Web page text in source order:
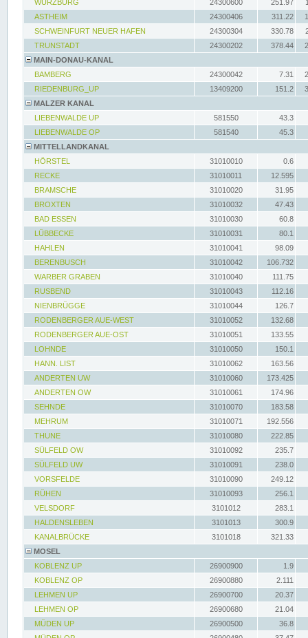
WÜRZBURG 24300600 251.97
ASTHEIM
24300406 311.22
SCHWEINFURT NEUER HAFEN
24300304 330.78
TRUNSTADT
24300202 378.44
MAIN-DONAU-KANAL
BAMBERG
24300042 7.31
RIEDENBURG_UP
13409200 151.2
MALZER KANAL
LIEBENWALDE UP
581550
43.3
LIEBENWALDE OP
581540
45.3
MITTELLANDKANAL
HÖRSTEL
31010010
0.6
RECKE
31010011
12.595
BRAMSCHE
31010020
31.95
BROXTEN
31010032
47.43
BAD ESSEN
31010030
60.8
LÜBBECKE
31010031
80.1
HAHLEN
31010041
98.09
BERENBUSCH
31010042
106.732
WARBER GRABEN
31010040
111.75
RUSBEND
31010043
112.16
NIENBRÜGGE
31010044
126.7
RODENBERGER AUE-WEST
31010052
132.68
RODENBERGER AUE-OST
31010051
133.55
LOHNDE
31010050
150.1
HANN. LIST
31010062
163.56
ANDERTEN UW
31010060
173.425
ANDERTEN OW
31010061
174.96
SEHNDE
31010070
183.58
MEHRUM
31010071
192.556
THUNE
31010080
222.85
SÜLFELD OW
31010092
235.7
SÜLFELD UW
31010091
238.0
VORSFELDE
31010090
249.12
RÜHEN
31010093
256.1
VELSDORF
3101012
283.1
HALDENSLEBEN
3101013
300.9
KANALBRÜCKE
3101018
321.33
MOSEL
KOBLENZ UP
26900900
1.9
KOBLENZ OP
26900880
2.111
LEHMEN UP
26900700
20.37
LEHMEN OP
26900680
21.04
MÜDEN UP
26900500
36.8